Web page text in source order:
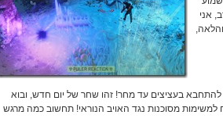
אני
בעציצים עד מחר! זהו שחר של יום חדש, ובוא
למשימות מסוכנות נגד האויב הנוראי! תחשוב כמה מרגש